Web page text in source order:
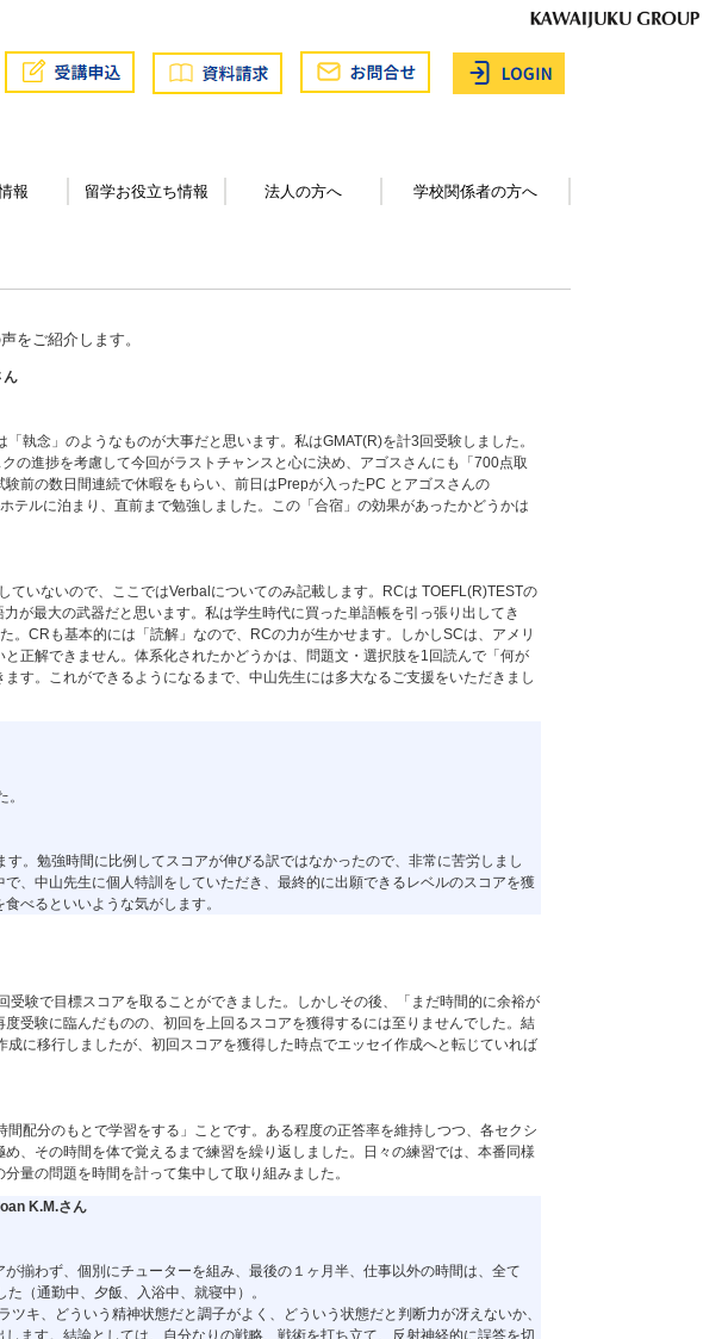
報 留学お役立ち情報 法人の方へ 学校関係者の方へ
をご紹介します。
執念」のようなものが大事だと思います。私はGMAT(R)を計3回受験しました。
の進捗を考慮して今回がラストチャンスと心に決め、アゴスさんにも「700点取
前の数日間連続で休暇をもらい、前日はPrepが入ったPC とアゴスさんの
テルに泊まり、直前まで勉強しました。この「合宿」の効果があったかどうかは
ていないので、ここではVerbalについてのみ記載します。RCは TOEFL(R)TESTの
が最大の武器だと思います。私は学生時代に買った単語帳を引っ張り出してき
。CRも基本的には「読解」なので、RCの力が生かせます。しかしSCは、アメリ
正解できません。体系化されたかどうかは、問題文・選択肢を1回読んで「何が
す。これができるようになるまで、中山先生には多大なるご支援をいただきまし
。勉強時間に比例してスコアが伸びる訳ではなかったので、非常に苦労しまし
、中山先生に個人特訓をしていただき、最終的に出願できるレベルのスコアを獲
べるといいような気がします。
受験で目標スコアを取ることができました。しかしその後、「まだ時間的に余裕が
受験に臨んだものの、初回を上回るスコアを獲得するには至りませんでした。結
に移行しましたが、初回スコアを獲得した時点でエッセイ作成へと転じていれば
配分のもとで学習をする」ことです。ある程度の正答率を維持しつつ、各セクシ
、その時間を体で覚えるまで練習を繰り返しました。日々の練習では、本番同様
量の問題を時間を計って集中して取り組みました。
K.M.さん
揃わず、個別にチューターを組み、最後の１ヶ月半、仕事以外の時間は、全て
（通勤中、夕飯、入浴中、就寝中）。
キ、どういう精神状態だと調子がよく、どういう状態だと判断力が冴えないか、
ます。結論としては、自分なりの戦略、戦術を打ち立て、反射神経的に誤答を切